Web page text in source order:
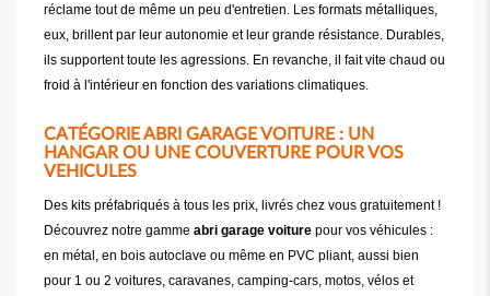
réclame tout de même un peu d'entretien. Les formats métalliques,
eux, brillent par leur autonomie et leur grande résistance. Durables,
ils supportent toute les agressions. En revanche, il fait vite chaud ou
froid à l'intérieur en fonction des variations climatiques.
CATÉGORIE ABRI GARAGE VOITURE : UN
HANGAR OU UNE COUVERTURE POUR VOS
VEHICULES
Des kits préfabriqués à tous les prix, livrés chez vous gratuitement !
Découvrez notre gamme abri garage voiture pour vos véhicules :
en métal, en bois autoclave ou même en PVC pliant, aussi bien
pour 1 ou 2 voitures, caravanes, camping-cars, motos, vélos et